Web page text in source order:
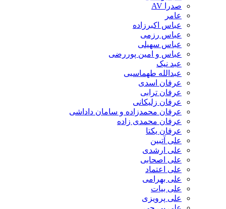
صدرا AV
عامر
عباس اکبرزاده
عباس رزمی
عباس سهیلی
عباس و امین پوررضی
عبد نیک
عبدالله طهماسبی‎
عرفان اسدی
عرفان ترابی
عرفان زلیکانی
عرفان محمدزاده و سامان داداشی
عرفان محمدی زاده
عرفان یکتا
علی آتبین
علی ارشدی
علی اصحابی
علی اعتماد
علی بهرامی
علی بیات
علی پرویزی